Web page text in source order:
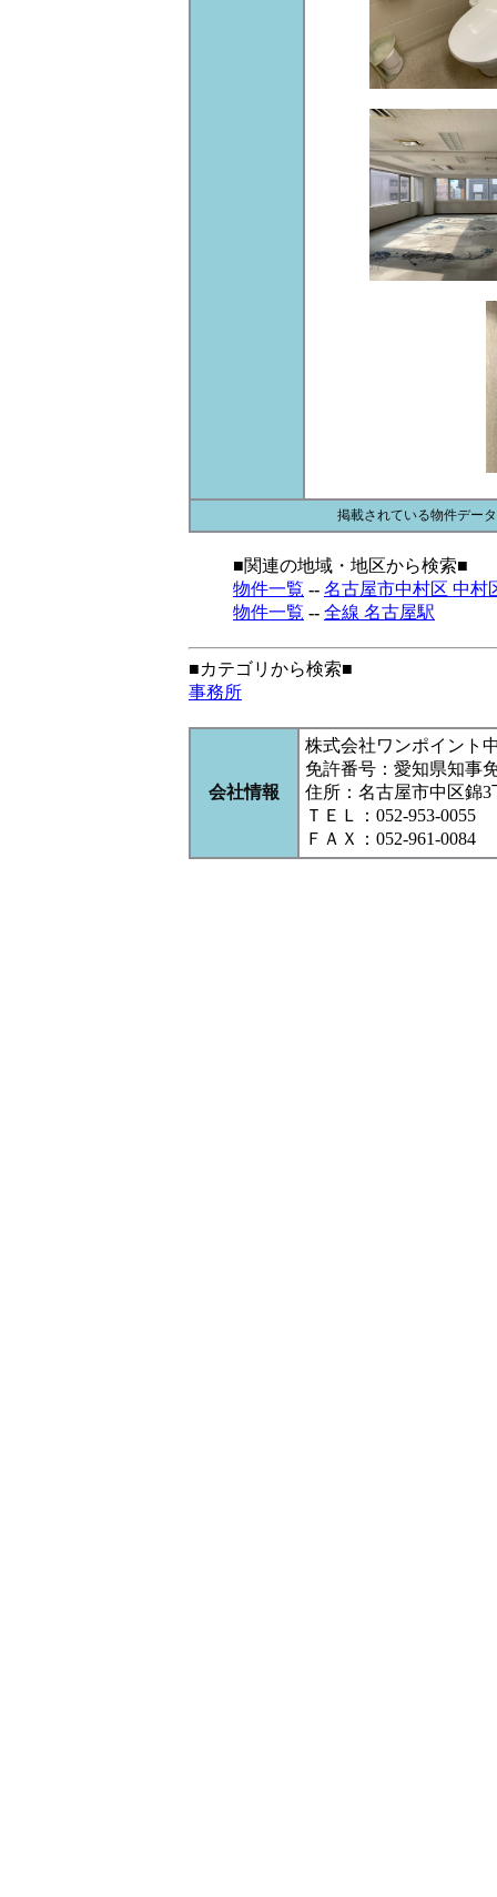
掲載されている物件デー
■関連の地域・地区から検索■
物件一覧 -- 名古屋市中村区 中村
物件一覧 -- 全線 名古屋駅
■カテゴリから検索■
事務所
会社情報
株式会社ワンポイント
免許番号：愛知県知事
住所：名古屋市中区錦3
ＴＥＬ：052-953-0055
ＦＡＸ：052-961-0084